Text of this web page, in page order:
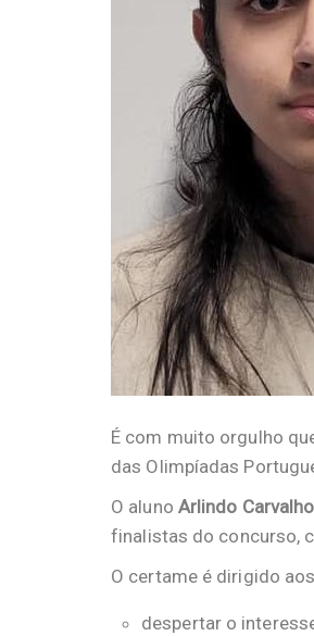
É com muito orgulho
das Olimpíadas
O aluno Arlindo Carvalho
finalistas do concurso,
O certame é dirigido
despertar o